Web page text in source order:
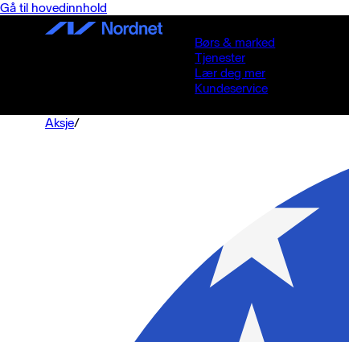
Gå til hovedinnhold
Børs & marked
Tjenester
Lær deg mer
Kundeservice
Aksje/